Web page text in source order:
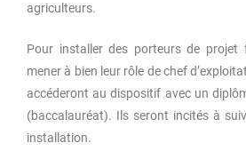
agriculteurs.
Pour installer des porteurs de projet
mener à bien leur rôle de chef
accéderont au dispositif avec un
(baccalauréat). Ils seront incités à
installation.